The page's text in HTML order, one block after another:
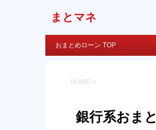
まとマネ
おまとめローン TOP
HOME >
銀行系おま